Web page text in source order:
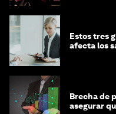
Estos tres
afecta los
Brecha de
asegurar